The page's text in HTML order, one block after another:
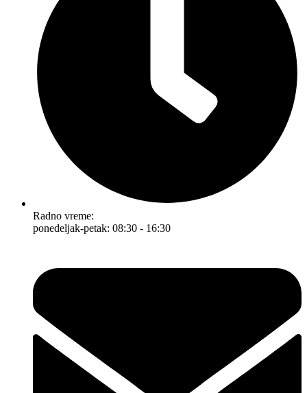
Radno vreme:
ponedeljak-petak: 08:30 - 16:30